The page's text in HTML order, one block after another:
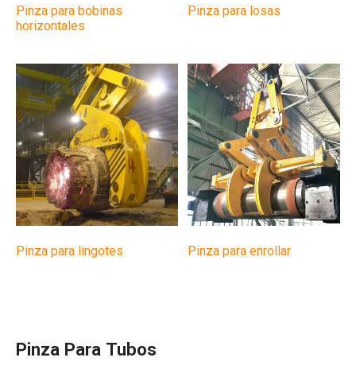
Pinza para bobinas
horizontales
Pinza para losas
Pinza para lingotes Pinza para enrollar
Pinza Para Tubos